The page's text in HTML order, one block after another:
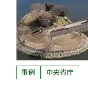
事例 中央省庁